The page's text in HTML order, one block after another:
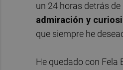
un 24 horas detrás de
admiración y
que siempre he
He quedado con Fela